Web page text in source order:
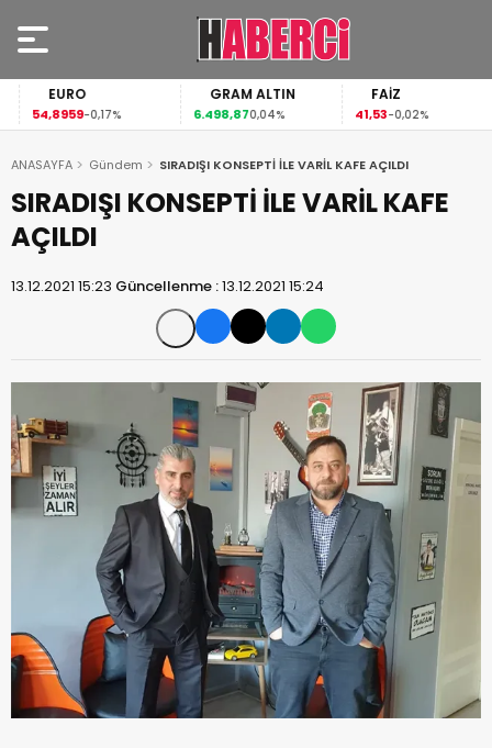
EURO
54,8959-0,17%
GRAM ALTIN
6.498,870,04%
FAİZ
41,53-0,02%
ANASAYFA Gündem SIRADIŞI KONSEPTİ İLE VARİL KAFE AÇILDI
SIRADIŞI KONSEPTİ İLE VARİL KAFE
AÇILDI
13.12.2021 15:23 Güncellenme :13.12.2021 15:24